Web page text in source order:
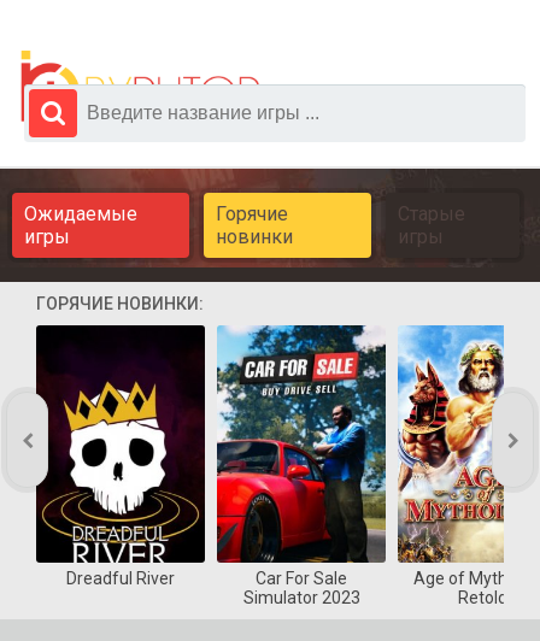
Ожидаемые
игры
Горячие
новинки
Старые
игры
ГОРЯЧИЕ НОВИНКИ:
Dreadful River
Car For Sale
Simulator 2023
Age of
Retold